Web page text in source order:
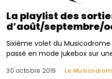
La playlist des
d’août/septembre/
Sixième volet du
passé en mode jukebox sur
30 octobre 2019 Le